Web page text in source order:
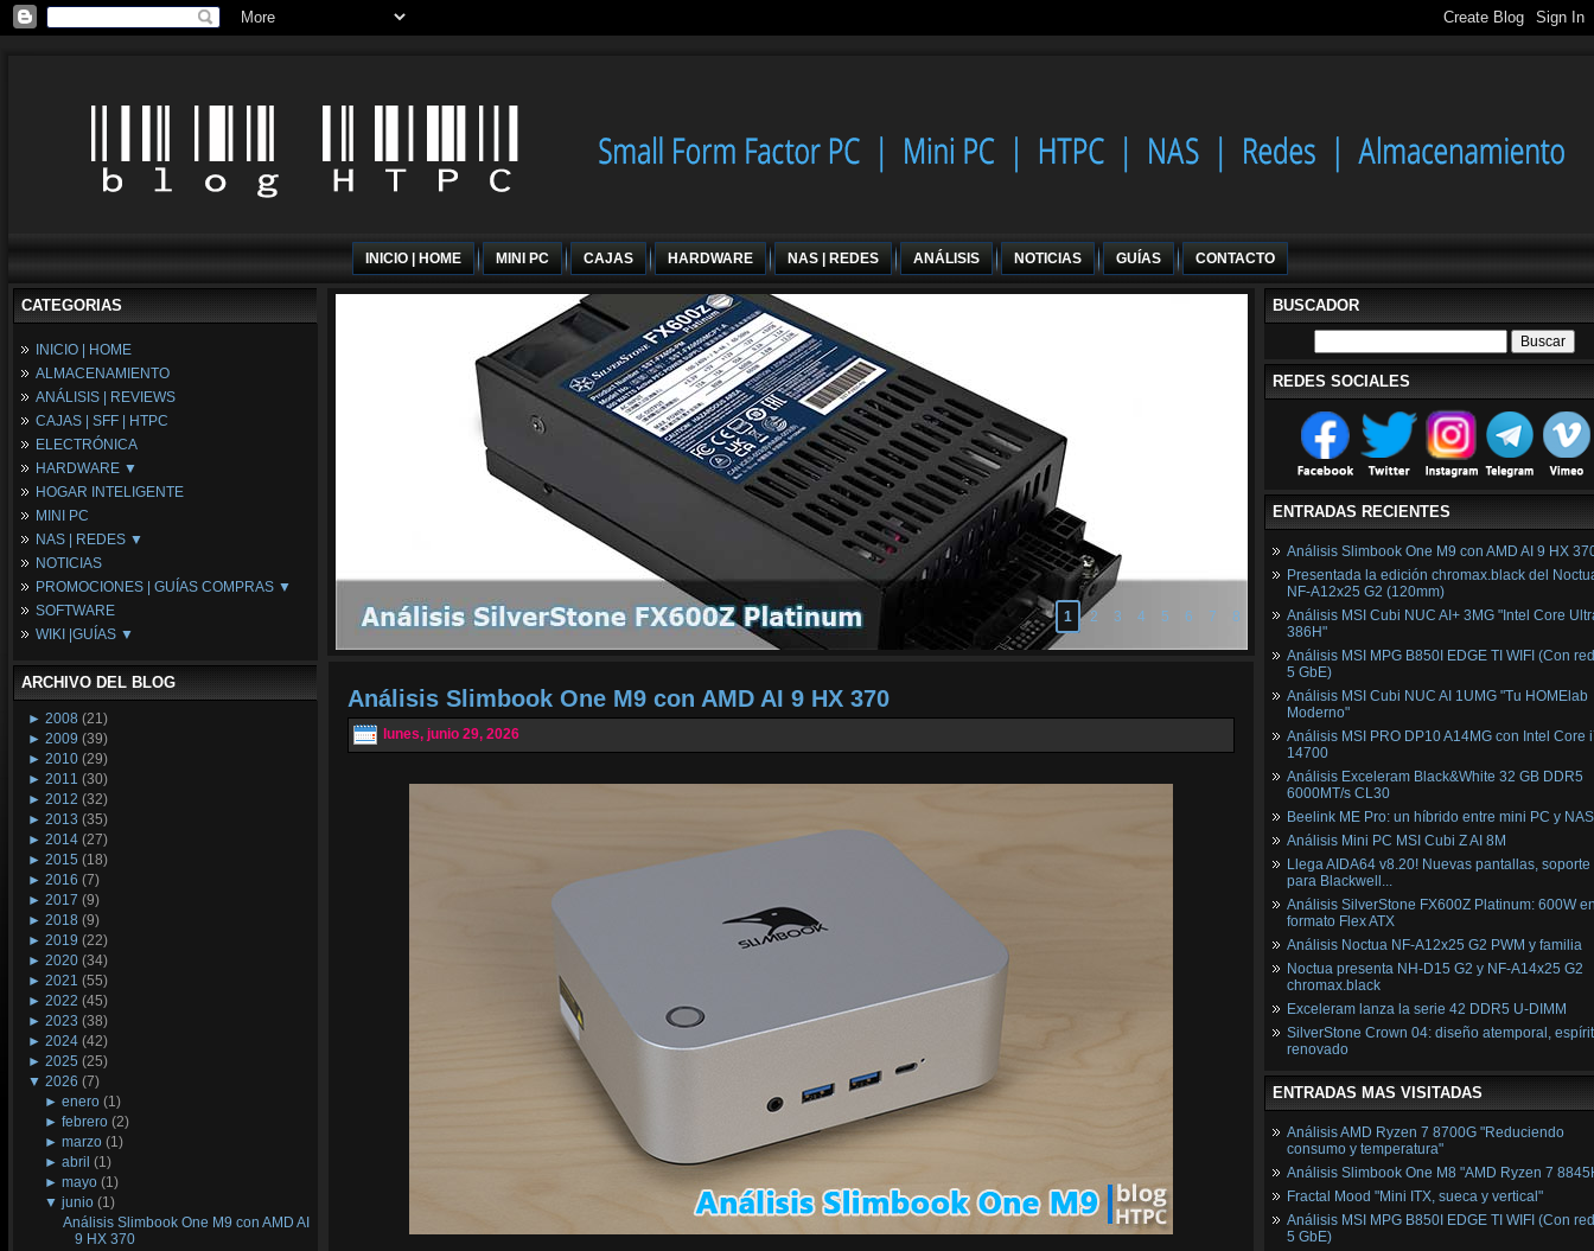
INICIO | HOME MINI PC CAJAS HARDWARE NAS | REDES ANÁLISIS NOTICIAS GUÍAS CONTACTO
CATEGORIAS
INICIO | HOME
ALMACENAMIENTO
ANÁLISIS | REVIEWS
CAJAS | SFF | HTPC
ELECTRÓNICA
HARDWARE ▼
Fuentes de Alimentación
Memória RAM
Placas Base
Procesadores
Periféricos
Refrigeración
Tarjetas Gráficas
HOGAR INTELIGENTE
MINI PC
NAS | REDES ▼
NAS
Espacio Synology
Redes
NOTICIAS
PROMOCIONES | GUÍAS COMPRAS ▼
Configuraciones Ordenadores
Guías de Compras
SOFTWARE
WIKI |GUÍAS ▼
Wikipedia
ARCHIVO DEL BLOG
► 2008 (21)
► 2009 (39)
► 2010 (29)
► 2011 (30)
► 2012 (32)
► 2013 (35)
► 2014 (27)
► 2015 (18)
► 2016 (7)
► 2017 (9)
► 2018 (9)
► 2019 (22)
► 2020 (34)
► 2021 (55)
► 2022 (45)
► 2023 (38)
► 2024 (42)
► 2025 (25)
▼ 2026 (7)
►enero (1)
►febrero (2)
►marzo (1)
►abril (1)
►mayo (1)
▼junio (1)
Análisis Slimbook One M9 con AMD AI
9 HX 370
1 2 3 4 5 6 7 8
Análisis Slimbook One M9 con AMD AI 9 HX 370
lunes, junio 29, 2026
BUSCADOR
REDES SOCIALES
ENTRADAS RECIENTES
Análisis Slimbook One M9 con AMD AI 9 HX
Presentada la edición chromax.black del
NF‑A12x25 G2 (120mm)
Análisis MSI Cubi NUC AI+ 3MG "Intel Core
386H"
Análisis MSI MPG B850I EDGE TI WIFI (Con
5 GbE)
Análisis MSI Cubi NUC AI 1UMG "Tu HOMElab
Moderno"
Análisis MSI PRO DP10 A14MG con Intel Core
14700
Análisis Exceleram Black&White 32 GB DDR5
6000MT/s CL30
Beelink ME Pro: un híbrido entre mini PC y NAS
Análisis Mini PC MSI Cubi Z AI 8M
Llega AIDA64 v8.20! Nuevas pantallas, soporte
para Blackwell...
Análisis SilverStone FX600Z Platinum: 600W
formato Flex ATX
Análisis Noctua NF-A12x25 G2 PWM y familia
Noctua presenta NH-D15 G2 y NF-A14x25 G2
chromax.black
Exceleram lanza la serie 42 DDR5 U-DIMM
SilverStone Crown 04: diseño atemporal,
renovado
ENTRADAS MAS VISITADAS
Análisis AMD Ryzen 7 8700G "Reduciendo
consumo y temperatura"
Análisis Slimbook One M8 "AMD Ryzen 7
Fractal Mood "Mini ITX, sueca y vertical"
Análisis MSI MPG B850I EDGE TI WIFI (Con
5 GbE)